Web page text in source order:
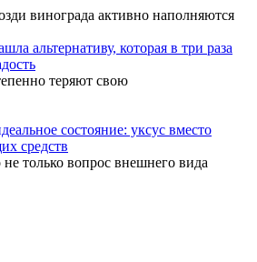
винограда активно наполняются
альтернативу, которая в три раза
теряют свою
состояние: уксус вместо
средств
только вопрос внешнего вида